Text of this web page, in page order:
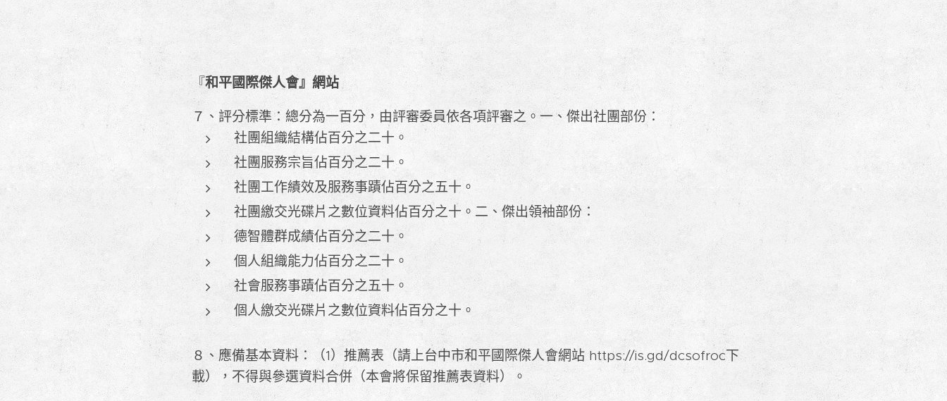
『和平國際傑人會』網站
７、評分標準：總分為一百分，由評審委員依各項評審之。一、傑出社團部份：
社團組織結構佔百分之二十。
社團服務宗旨佔百分之二十。
社團工作績效及服務事蹟佔百分之五十。
社團繳交光碟片之數位資料佔百分之十。二、傑出領袖部份：
德智體群成績佔百分之二十。
個人組織能力佔百分之二十。
社會服務事蹟佔百分之五十。
個人繳交光碟片之數位資料佔百分之十。
８、應備基本資料：（1）推薦表（請上台中市和平國際傑人會網站 https://is.gd/dcsofroc下
載），不得與參選資料合併（本會將保留推薦表資料）。